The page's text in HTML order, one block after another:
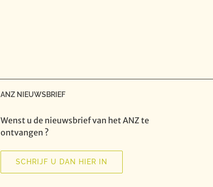
ANZ NIEUWSBRIEF
Wenst u de nieuwsbrief van het ANZ te
ontvangen ?
SCHRIJF U DAN HIER IN